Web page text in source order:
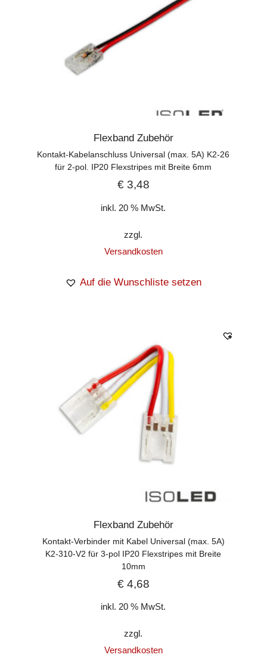
Flexband Zubehör
Kontakt-Kabelanschluss Universal (max. 5A) K2-26
für 2-pol. IP20 Flexstripes mit Breite 6mm
€3,48
inkl. 20 % MwSt.
zzgl.
Versandkosten
Auf die Wunschliste setzen
Flexband Zubehör
Kontakt-Verbinder mit Kabel Universal (max. 5A)
K2-310-V2 für 3-pol IP20 Flexstripes mit Breite
10mm
€4,68
inkl. 20 % MwSt.
zzgl.
Versandkosten